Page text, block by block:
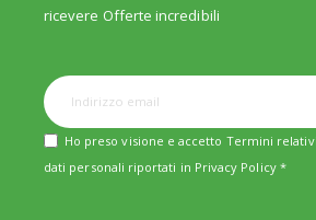
ricevere Offerte incredibili
Ho preso visione e accetto Termini
dati personali riportati in Privacy Policy*